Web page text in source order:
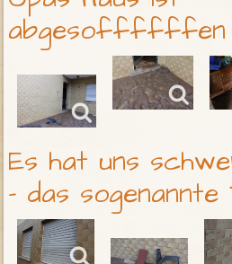
abgesoffffffen
Es hat uns
- das